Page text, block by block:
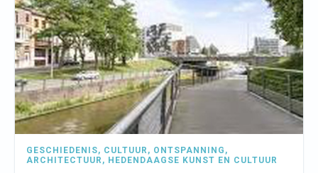
GESCHIEDENIS, CULTUUR , ONTSPANNING ,
ARCHITECTUUR , HEDENDAAGSE KUNST EN CULTUUR